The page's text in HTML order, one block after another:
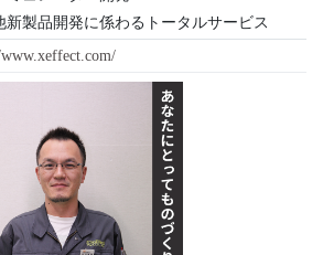
新製品開発に係わるトータルサービス